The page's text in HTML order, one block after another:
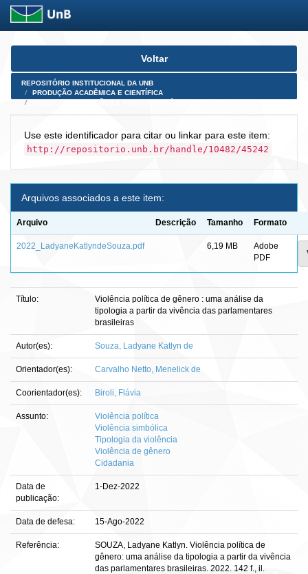
Skip
Voltar
REPOSITÓRIO INSTITUCIONAL DA UNB
PRODUÇÃO ACADÊMICA E CIENTÍFICA
Use este identificador para citar ou linkar para este item:
http://repositorio.unb.br/handle/10482/45242
Arquivos associados a este item:
Arquivo Descrição Tamanho Formato
2022_LadyaneKatlyndeSouza.pdf 6,19 MB
Adobe
PDF
Título:
Violência política de gênero : uma análise da
tipologia a partir da vivência das parlamentares
brasileiras
Autor(es): Souza, Ladyane Katlyn de
Orientador(es): Carvalho Netto, Menelick de
Coorientador(es): Biroli, Flávia
Assunto:
Violência política
Violência simbólica
Tipologia da violência
Violência de gênero
Cidadania
Data de
publicação:
1-Dez-2022
Data de defesa: 15-Ago-2022
Referência:
SOUZA, Ladyane Katlyn. Violência política de
gênero: uma análise da tipologia a partir da vivência
das parlamentares brasileiras. 2022. 142 f., il.